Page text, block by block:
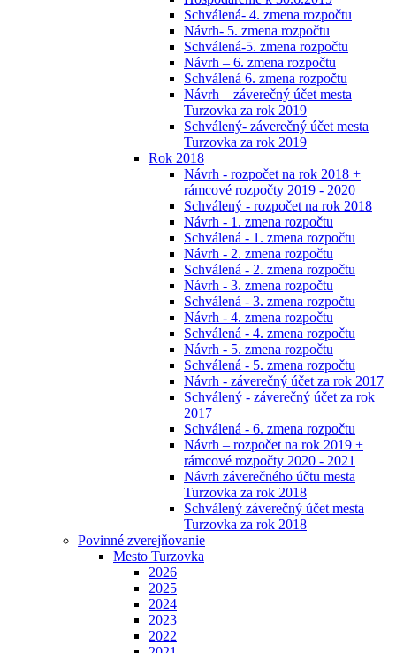
Schválená- 4. zmena rozpočtu
Návrh- 5. zmena rozpočtu
Schválená-5. zmena rozpočtu
Návrh – 6. zmena rozpočtu
Schválená 6. zmena rozpočtu
Návrh – záverečný účet mesta
Turzovka za rok 2019
Schválený- záverečný účet mesta
Turzovka za rok 2019
Rok 2018
Návrh - rozpočet na rok 2018 +
rámcové rozpočty 2019 - 2020
Schválený - rozpočet na rok 2018
Návrh - 1. zmena rozpočtu
Schválená - 1. zmena rozpočtu
Návrh - 2. zmena rozpočtu
Schválená - 2. zmena rozpočtu
Návrh - 3. zmena rozpočtu
Schválená - 3. zmena rozpočtu
Návrh - 4. zmena rozpočtu
Schválená - 4. zmena rozpočtu
Návrh - 5. zmena rozpočtu
Schválená - 5. zmena rozpočtu
Návrh - záverečný účet za rok 2017
Schválený - záverečný účet za rok
2017
Schválená - 6. zmena rozpočtu
Návrh – rozpočet na rok 2019 +
rámcové rozpočty 2020 - 2021
Návrh záverečného účtu mesta
Turzovka za rok 2018
Schválený záverečný účet mesta
Turzovka za rok 2018
Povinné zverejňovanie
Mesto Turzovka
2026
2025
2024
2023
2022